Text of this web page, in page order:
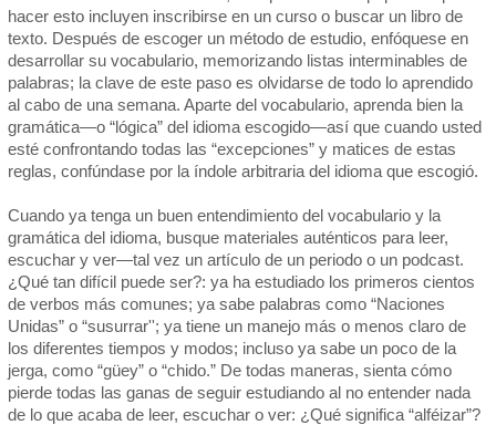
hacer esto incluyen inscribirse en un curso o buscar un libro de
texto. Después de escoger un método de estudio, enfóquese en
desarrollar su vocabulario, memorizando listas interminables de
palabras; la clave de este paso es olvidarse de todo lo aprendido
al cabo de una semana. Aparte del vocabulario, aprenda bien la
gramática—o “lógica” del idioma escogido—así que cuando usted
esté confrontando todas las “excepciones” y matices de estas
reglas, confúndase por la índole arbitraria del idioma que escogió.
Cuando ya tenga un buen entendimiento del vocabulario y la
gramática del idioma, busque materiales auténticos para leer,
escuchar y ver—tal vez un artículo de un periodo o un podcast.
¿Qué tan difícil puede ser?: ya ha estudiado los primeros cientos
de verbos más comunes; ya sabe palabras como “Naciones
Unidas” o “susurrar''; ya tiene un manejo más o menos claro de
los diferentes tiempos y modos; incluso ya sabe un poco de la
jerga, como “güey” o “chido.” De todas maneras, sienta cómo
pierde todas las ganas de seguir estudiando al no entender nada
de lo que acaba de leer, escuchar o ver: ¿Qué significa “alféizar”?